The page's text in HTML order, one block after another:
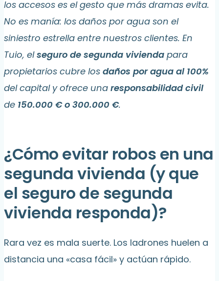
los accesos es el gesto que más dramas evita.
No es manía: los daños por agua son el
siniestro estrella entre nuestros clientes. En
Tuio, elseguro de segunda vivienda para
propietarios cubre los daños por agua al 100%
del capital y ofrece una responsabilidad civil
de 150.000 € o 300.000 €.
¿Cómo evitar robos en una
segunda vivienda (y que
el seguro de segunda
vivienda responda)?
Rara vez es mala suerte. Los ladrones huelen a
distancia una «casa fácil» y actúan rápido.